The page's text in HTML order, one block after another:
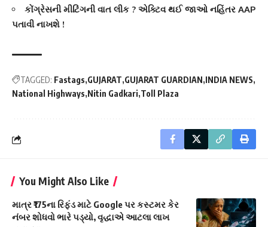
કોંગ્રેસની મીટિંગની વાત લીક ? એક્ટિવ થઈ જાઓ નહિંતર AAP
પતાવી નાખશે !
TAGGED: Fastags GUJARAT GUJARAT GUARDIAN INDIA NEWS
National Highways Nitin Gadkari Toll Plaza
You Might Also Like
માત્ર ₹175ના રિફંડ માટે Google પર કસ્ટમર કેર
નંબર શોધવો ભારે પડ્યો, વૃદ્ધાએ આટલા લાખ